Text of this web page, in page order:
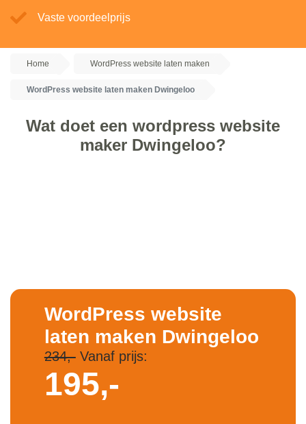
Vaste voordeelprijs
Home WordPress website laten maken
WordPress website laten maken Dwingeloo
Wat doet een wordpress website
maker Dwingeloo?
WordPress website
laten maken Dwingeloo
234,-Vanaf prijs:
195,-